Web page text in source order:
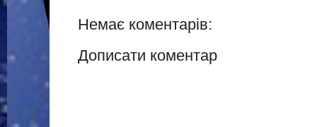
Немає коментарів:
Дописати коментар